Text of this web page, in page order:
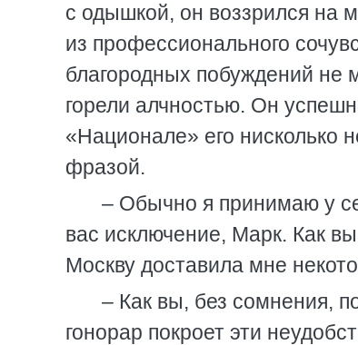
с одышкой, он воззрился на
из профессионального
благородных побуждений не
горели алчностью. Он
«Национале» его нисколько
фразой.
– Обычно я принимаю у
вас исключение, Марк. Как
Москву доставила мне
– Как вы, без сомнения,
гонорар покроет эти